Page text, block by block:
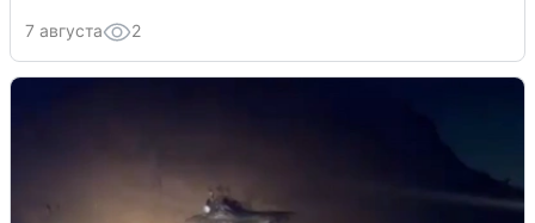
7 августа 2